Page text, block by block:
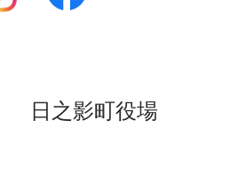
日之影町役場